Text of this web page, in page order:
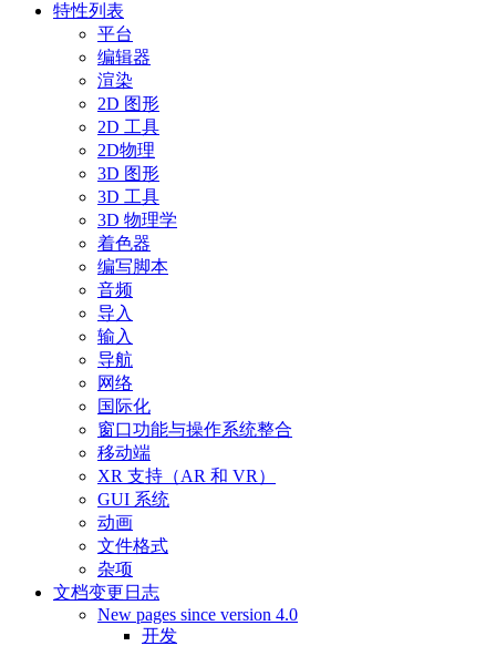
特性列表
平台
编辑器
渲染
2D 图形
2D 工具
2D物理
3D 图形
3D 工具
3D 物理学
着色器
编写脚本
音频
导入
输入
导航
网络
国际化
窗口功能与操作系统整合
移动端
XR 支持（AR 和 VR）
GUI 系统
动画
文件格式
杂项
文档变更日志
New pages since version 4.0
开发